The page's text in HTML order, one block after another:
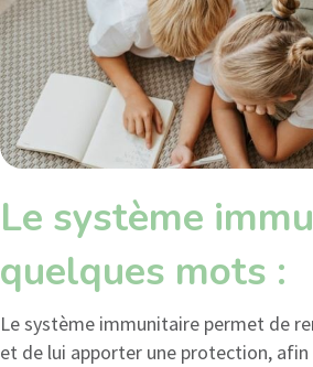
Le système
quelques mots :
Le système immunitaire permet de
et de lui apporter une protection,